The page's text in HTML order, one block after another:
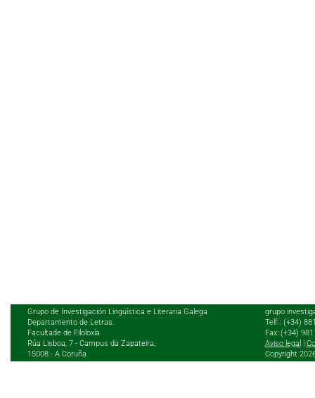
Grupo de Investigación Lingüística e Literaria Galega
Departamento de Letras.
Facultade de Filoloxía
Rúa Lisboa, 7 - Campus da Zapateira,
15008 - A Coruña
Telf.: (+34)
Fax: (+34)
Aviso legal
Copyright